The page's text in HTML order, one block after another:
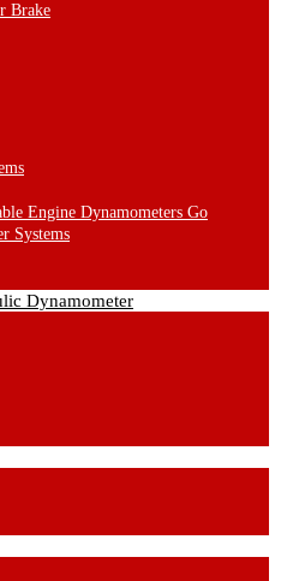
Brake
Engine Dynamometers Go
Systems
Dynamometer